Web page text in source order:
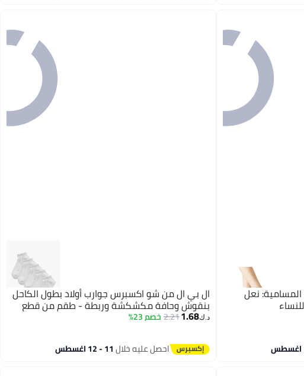
نعل ال بي ال من شو اكسبرس جوارب أولاد بطول الكاحل
بنقوش وحافة مكشكشة وربطة - طقم من قطع
د.ك‏1.68
2.21خصم 23%
احصل عليه خلال11 - 12 اغسطس